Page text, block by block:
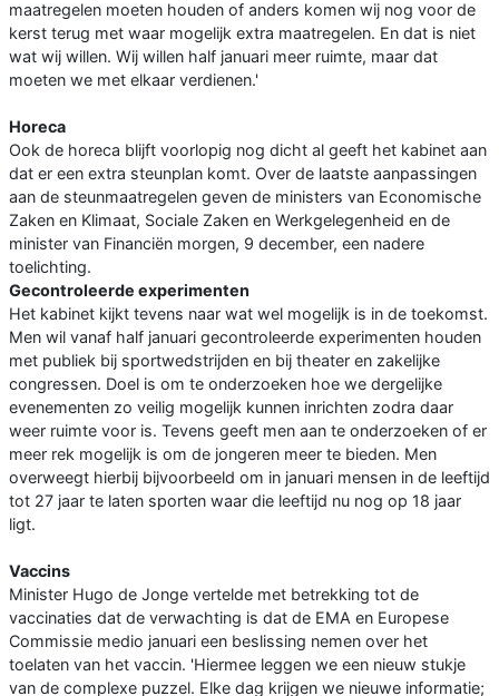
maatregelen moeten houden of anders komen wij nog voor de
kerst terug met waar mogelijk extra maatregelen. En dat is niet
wat wij willen. Wij willen half januari meer ruimte, maar dat
moeten we met elkaar verdienen.'
Horeca
Ook de horeca blijft voorlopig nog dicht al geeft het kabinet aan
dat er een extra steunplan komt. Over de laatste aanpassingen
aan de steunmaatregelen geven de ministers van Economische
Zaken en Klimaat, Sociale Zaken en Werkgelegenheid en de
minister van Financiën morgen, 9 december, een nadere
toelichting.
Gecontroleerde experimenten
Het kabinet kijkt tevens naar wat wel mogelijk is in de toekomst.
Men wil vanaf half januari gecontroleerde experimenten houden
met publiek bij sportwedstrijden en bij theater en zakelijke
congressen. Doel is om te onderzoeken hoe we dergelijke
evenementen zo veilig mogelijk kunnen inrichten zodra daar
weer ruimte voor is. Tevens geeft men aan te onderzoeken of er
meer rek mogelijk is om de jongeren meer te bieden. Men
overweegt hierbij bijvoorbeeld om in januari mensen in de leeftijd
tot 27 jaar te laten sporten waar die leeftijd nu nog op 18 jaar
ligt.
Vaccins
Minister Hugo de Jonge vertelde met betrekking tot de
vaccinaties dat de verwachting is dat de EMA en Europese
Commissie medio januari een beslissing nemen over het
toelaten van het vaccin. 'Hiermee leggen we een nieuw stukje
van de complexe puzzel. Elke dag krijgen we nieuwe informatie;